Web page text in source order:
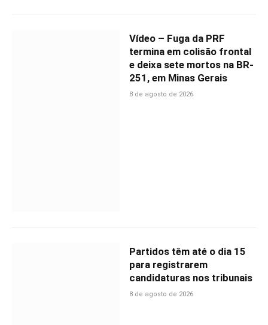
Vídeo – Fuga da PRF
termina em colisão frontal
e deixa sete mortos na BR-
251, em Minas Gerais
8 de agosto de 2026
Partidos têm até o dia 15
para registrarem
candidaturas nos tribunais
8 de agosto de 2026